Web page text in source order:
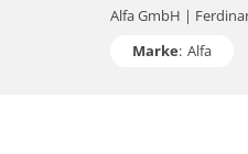
Alfa GmbH |
Marke: Alfa